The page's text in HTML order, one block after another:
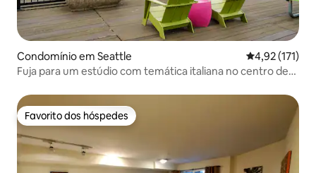
Condomínio em Seattle Classificação
4,92 (171)
Fuja para um estúdio com temática italiana no centro de
Favorito dos hóspedes
Favorito dos hóspedes